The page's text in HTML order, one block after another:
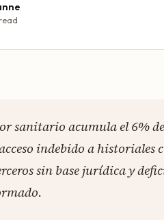
sanitario acumula el 6%
indebido a historiales
sin base jurídica y